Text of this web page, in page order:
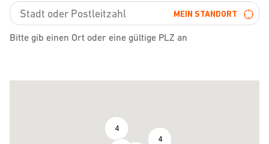
MEIN STANDORT
Bitte gib einen Ort oder eine gültige PLZ an
4
4